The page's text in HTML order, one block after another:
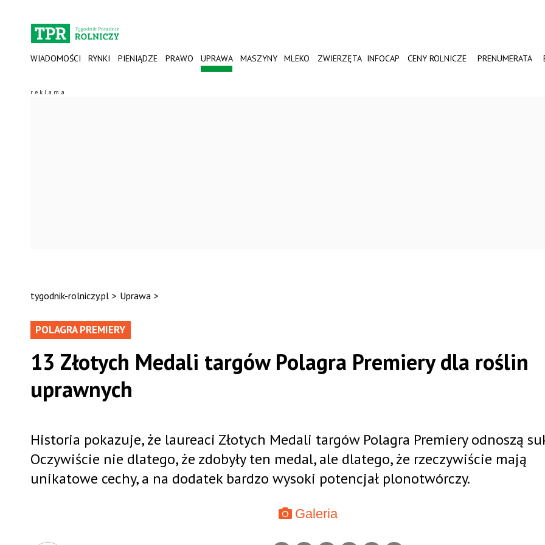
WIADOMOŚCI RYNKI PIENIĄDZE PRAWO UPRAWA MASZYNY MLEKO ZWIERZĘTA INFOCAP CENY ROLNICZE PRENUMERATA
tygodnik-rolniczy.pl > Uprawa >
POLAGRA PREMIERY
13 Złotych Medali targów Polagra Premiery dla roślin
uprawnych
Historia pokazuje, że laureaci Złotych Medali targów Polagra Premiery odnoszą
Oczywiście nie dlatego, że zdobyły ten medal, ale dlatego, że rzeczywiście mają
unikatowe cechy, a na dodatek bardzo wysoki potencjał plonotwórczy.
Galeria